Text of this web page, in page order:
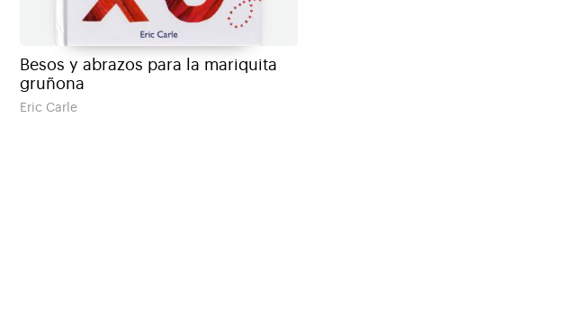
Besos y abrazos para la mariquita
gruñona
Eric Carle